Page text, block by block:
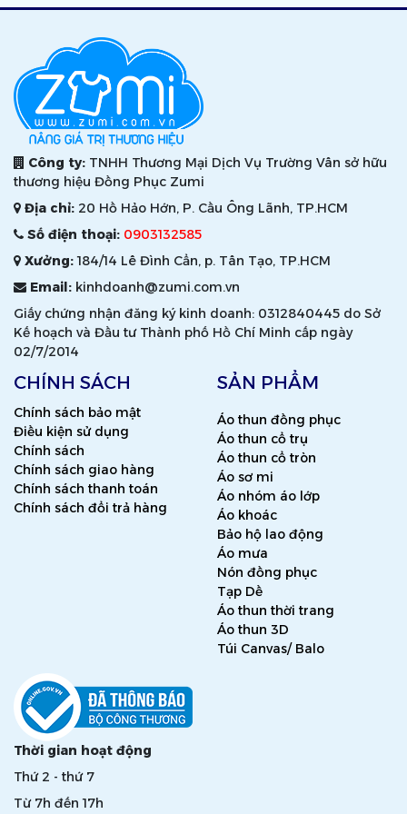
: Dày, chắc, bề mặt hơi thô
: Cứng hơn kaki, phong cách “bụi – thủ công”
: Rất bền, thẩm mỹ cao, lên form đẹp
: Tạp dề concept quán cà phê, barber, workshop
Công ty: TNHH Thương Mại Dịch Vụ Trường Vân sở hữu
thương hiệu Đồng Phục Zumi
Địa chỉ: 20 Hồ Hảo Hớn, P. Cầu Ông Lãnh, TP.HCM
Số điện thoại: 0903132585
Xưởng:184/14 Lê Đình Cẩn, p. Tân Tạo, TP.HCM
Email: kinhdoanh@zumi.com.vn
Giấy chứng nhận đăng ký kinh doanh: 0312840445 do Sở
Kế hoạch và Đầu tư Thành phố Hồ Chí Minh cấp ngày
02/7/2014
CHÍNH SÁCH
Chính sách bảo mật
Điều kiện sử dụng
Chính sách
Chính sách giao hàng
Chính sách thanh toán
Chính sách đổi trả hàng
SẢN PHẨM
Áo thun đồng phục
Áo thun cổ trụ
Áo thun cổ tròn
Áo sơ mi
Áo nhóm áo lớp
Áo khoác
Bảo hộ lao động
Áo mưa
Nón đồng phục
Tạp Dề
Áo thun thời trang
Áo thun 3D
Túi Canvas/ Balo
Thời gian hoạt động
Thứ 2 - thứ 7
Từ 7h đến 17h